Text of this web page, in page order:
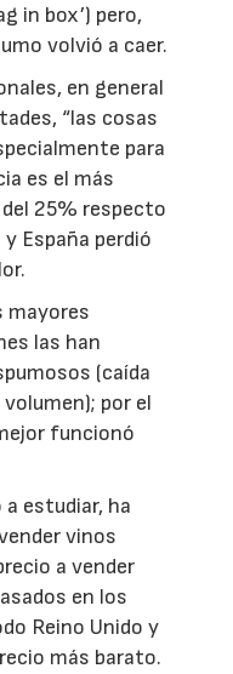
in box’) pero,
volvió a caer.
en general
“las cosas
para
es el más
25% respecto
España perdió
mayores
las han
(caída
por el
funcionó
a estudiar, ha
vinos
a vender
en los
Reino Unido y
más barato.